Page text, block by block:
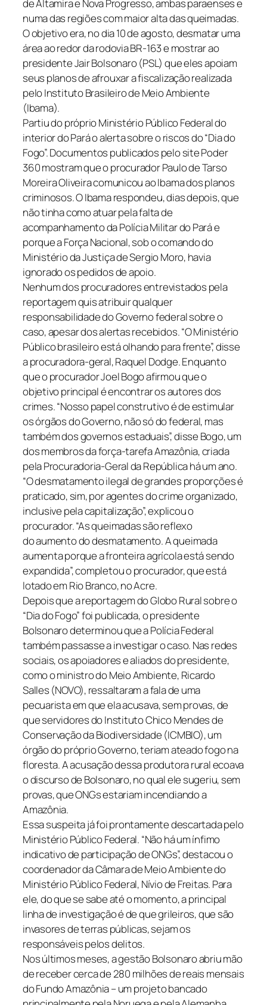
de Altamira e Nova Progresso, ambas paraenses e
numa das regiões com maior alta das queimadas.
O objetivo era, no dia 10 de agosto, desmatar uma
área ao redor da rodovia BR-163 e mostrar ao
presidente Jair Bolsonaro (PSL) que eles apoiam
seus planos de afrouxar a fiscalização realizada
pelo Instituto Brasileiro de Meio Ambiente
(Ibama).
Partiu do próprio Ministério Público Federal do
interior do Pará o alerta sobre o riscos do “Dia do
Fogo”. Documentos publicados pelo site Poder
360 mostram que o procurador Paulo de Tarso
Moreira Oliveira comunicou ao Ibama dos planos
criminosos. O Ibama respondeu, dias depois, que
não tinha como atuar pela falta de
acompanhamento da Polícia Militar do Pará e
porque a Força Nacional, sob o comando do
Ministério da Justiça de Sergio Moro, havia
ignorado os pedidos de apoio.
Nenhum dos procuradores entrevistados pela
reportagem quis atribuir qualquer
responsabilidade do Governo federal sobre o
caso, apesar dos alertas recebidos. “O Ministério
Público brasileiro está olhando para frente”, disse
a procuradora-geral, Raquel Dodge. Enquanto
que o procurador Joel Bogo afirmou que o
objetivo principal é encontrar os autores dos
crimes. “Nosso papel construtivo é de estimular
os órgãos do Governo, não só do federal, mas
também dos governos estaduais”, disse Bogo, um
dos membros da força-tarefa Amazônia, criada
pela Procuradoria-Geral da República há um ano.
“O desmatamento ilegal de grandes proporções é
praticado, sim, por agentes do crime organizado,
inclusive pela capitalização”, explicou o
procurador. “As queimadas são reflexo
do aumento do desmatamento. A queimada
aumenta porque a fronteira agrícola está sendo
expandida”, completou o procurador, que está
lotado em Rio Branco, no Acre.
Depois que a reportagem do Globo Rural sobre o
“Dia do Fogo” foi publicada, o presidente
Bolsonaro determinou que a Polícia Federal
também passasse a investigar o caso. Nas redes
sociais, os apoiadores e aliados do presidente,
como o ministro do Meio Ambiente, Ricardo
Salles (NOVO), ressaltaram a fala de uma
pecuarista em que ela acusava, sem provas, de
que servidores do Instituto Chico Mendes de
Conservação da Biodiversidade (ICMBIO), um
órgão do próprio Governo, teriam ateado fogo na
floresta. A acusação dessa produtora rural ecoava
o discurso de Bolsonaro, no qual ele sugeriu, sem
provas, que ONGs estariam incendiando a
Amazônia.
Essa suspeita já foi prontamente descartada pelo
Ministério Público Federal. “Não há um ínfimo
indicativo de participação de ONGs”, destacou o
coordenador da Câmara de Meio Ambiente do
Ministério Público Federal, Nívio de Freitas. Para
ele, do que se sabe até o momento, a principal
linha de investigação é de que grileiros, que são
invasores de terras públicas, sejam os
responsáveis pelos delitos.
Nos últimos meses, a gestão Bolsonaro abriu mão
de receber cerca de 280 milhões de reais mensais
do Fundo Amazônia – um projeto bancado